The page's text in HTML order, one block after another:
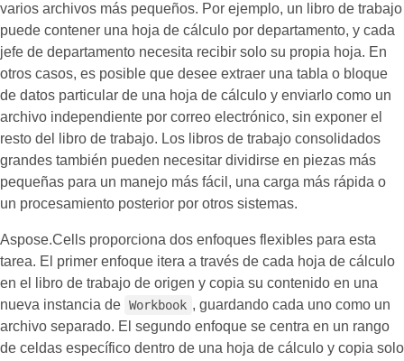
varios archivos más pequeños. Por ejemplo, un libro de trabajo
puede contener una hoja de cálculo por departamento, y cada
jefe de departamento necesita recibir solo su propia hoja. En
otros casos, es posible que desee extraer una tabla o bloque
de datos particular de una hoja de cálculo y enviarlo como un
archivo independiente por correo electrónico, sin exponer el
resto del libro de trabajo. Los libros de trabajo consolidados
grandes también pueden necesitar dividirse en piezas más
pequeñas para un manejo más fácil, una carga más rápida o
un procesamiento posterior por otros sistemas.
Aspose.Cells proporciona dos enfoques flexibles para esta
tarea. El primer enfoque itera a través de cada hoja de cálculo
en el libro de trabajo de origen y copia su contenido en una
nueva instancia de Workbook , guardando cada uno como un
archivo separado. El segundo enfoque se centra en un rango
de celdas específico dentro de una hoja de cálculo y copia solo